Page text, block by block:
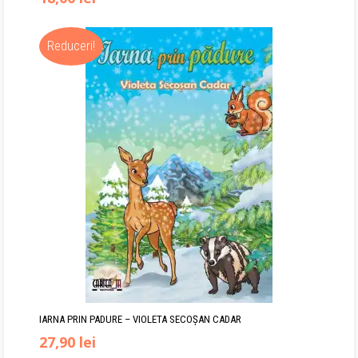
inițial
a
20,00 lei.
curent
este:
18,00 lei.
Reduceri!
IARNA PRIN PADURE – VIOLETA SECOŞAN CADAR
Prețul
27,90 lei